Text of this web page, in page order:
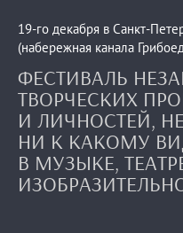
19-го декабря в Санкт-
(набережная канала
ФЕСТИВАЛЬ
ТВОРЧЕСКИХ
И ЛИЧНОСТЕЙ,
НИ К КАКОМУ
В МУЗЫКЕ,